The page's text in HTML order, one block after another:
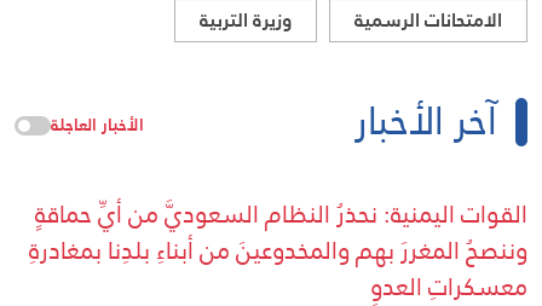
الامتحانات الرسمية وزيرة التربية
آخر الأخبار الأخبار العاجلة
القوات اليمنية: نحذرُ النظام السعوديَّ من أيِّ حماقةٍ
وننصحُ المغررَ بهم والمخدوعينَ من أبناءِ بلدِنا بمغادرةِ
معسكراتِ العدوِ